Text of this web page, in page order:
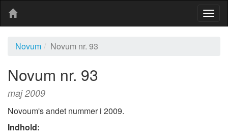
Novum
Novum nr. 93
Novum nr. 93
maj 2009
Novoum's andet nummer i 2009.
Indhold: